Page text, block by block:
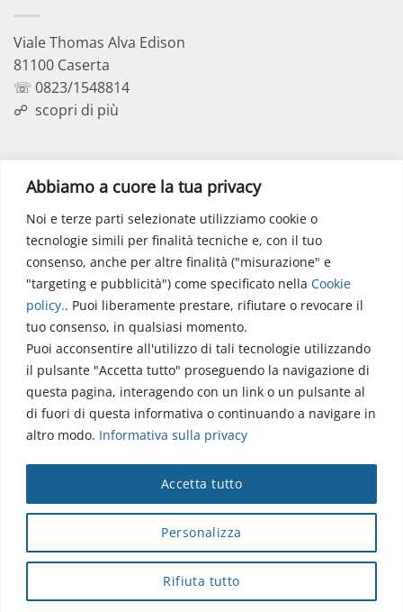
Abbiamo a cuore la tua privacy
Noi e terze parti selezionate utilizziamo cookie o
tecnologie simili per finalità tecniche e, con il tuo
consenso, anche per altre finalità ("misurazione" e
"targeting e pubblicità") come specificato nella Cookie
policy.. Puoi liberamente prestare, rifiutare o revocare il
tuo consenso, in qualsiasi momento.
Puoi acconsentire all'utilizzo di tali tecnologie utilizzando
il pulsante "Accetta tutto" proseguendo la navigazione di
questa pagina, interagendo con un link o un pulsante al
di fuori di questa informativa o continuando a navigare in
altro modo. Informativa sulla privacy
Personalizza
Rifiuta tutto
Accetta tutto
Viale Thomas Alva Edison
81100 Caserta
☏ 0823/1548814
☍ scopri di più
Via dell’Elettronica
86077 Pozzilli (IS)
☏ 0865/915407
segreteriapolodidattico@neuromed.it
Copyright © 2026 Istituto Neurologico Mediterraneo
Neuromed S.p.A.
Webmail |Privacy Policy|Privacy|Disclaimer|Accessibilità
Contatti|Credits
Cap. Soc. € 4.040.000 i.v. - Numero REA IS - 18112 - P.IVA/Cod.
Fiscale 00068310945 - neuromed@pec.it